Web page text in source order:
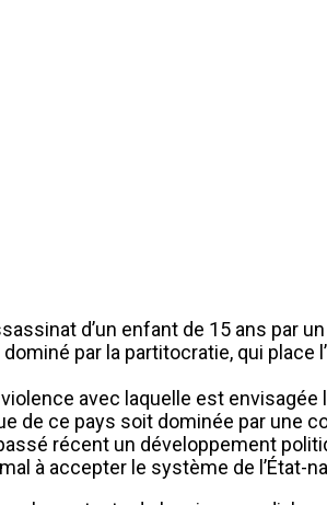
d’un enfant de 15 ans par
par la partitocratie, qui
avec laquelle est envisagée
de ce pays soit dominée par une
récent un développement
à accepter le système de l’État-